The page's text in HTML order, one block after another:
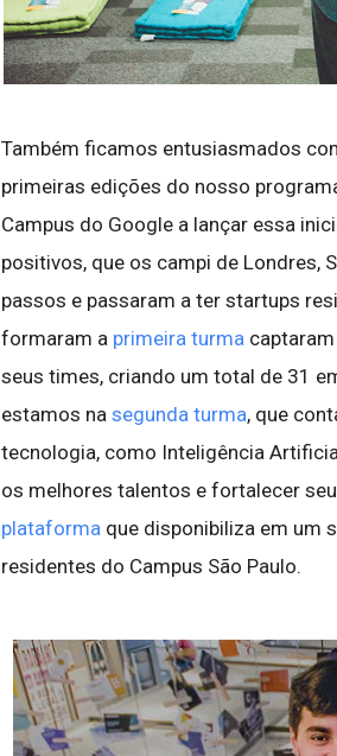
Também ficamos entusiasmados
primeiras edições do nosso
Campus do Google a lançar essa
positivos, que os campi de Londres,
passos e passaram a ter startups
formaram a primeira turma
seus times, criando um total de 31
estamos na segunda turma, que
tecnologia, como Inteligência
os melhores talentos e fortalecer
plataforma que disponibiliza em um
residentes do Campus São Paulo.